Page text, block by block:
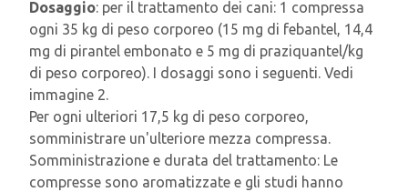
Dosaggio: per il trattamento dei cani: 1 compressa
ogni 35 kg di peso corporeo (15 mg di febantel, 14,4
mg di pirantel embonato e 5 mg di praziquantel/kg
di peso corporeo). I dosaggi sono i seguenti. Vedi
immagine 2.
Per ogni ulteriori 17,5 kg di peso corporeo,
somministrare un'ulteriore mezza compressa.
Somministrazione e durata del trattamento: Le
compresse sono aromatizzate e gli studi hanno